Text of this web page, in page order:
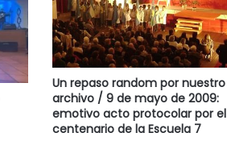
Un repaso random por nuestro
archivo / 9 de mayo de 2009:
emotivo acto protocolar por el
centenario de la Escuela 7